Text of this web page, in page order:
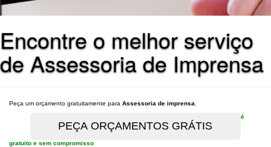
Encontre o melhor serviço
de Assessoria de Imprensa
Peça um orçamento gratuitamente para Assessoria de imprensa
é
gratuito e sem compromisso